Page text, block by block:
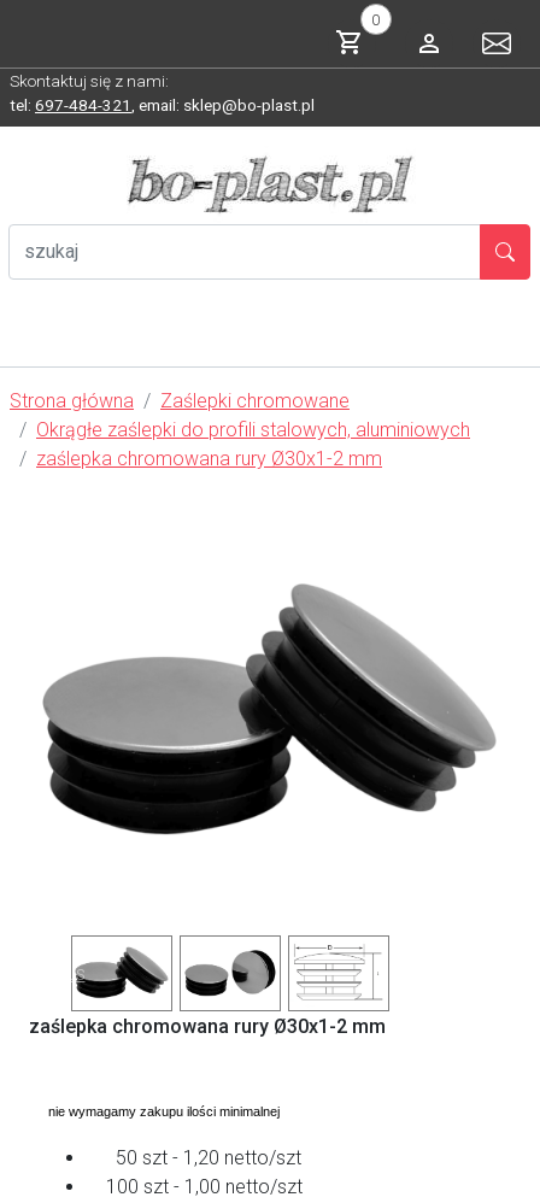
0
Skontaktuj się z nami:
tel: 697-484-321 email: sklep@bo-plast.pl
Strona główna
Zaślepki chromowane
Okrągłe zaślepki do profili stalowych, aluminiowych
zaślepka chromowana rury Ø30x1-2 mm
Previous
zaślepka chromowana rury Ø30x1-2 mm
nie wymagamy zakupu ilości minimalnej
50 szt - 1,20 netto/szt
100 szt - 1,00 netto/szt